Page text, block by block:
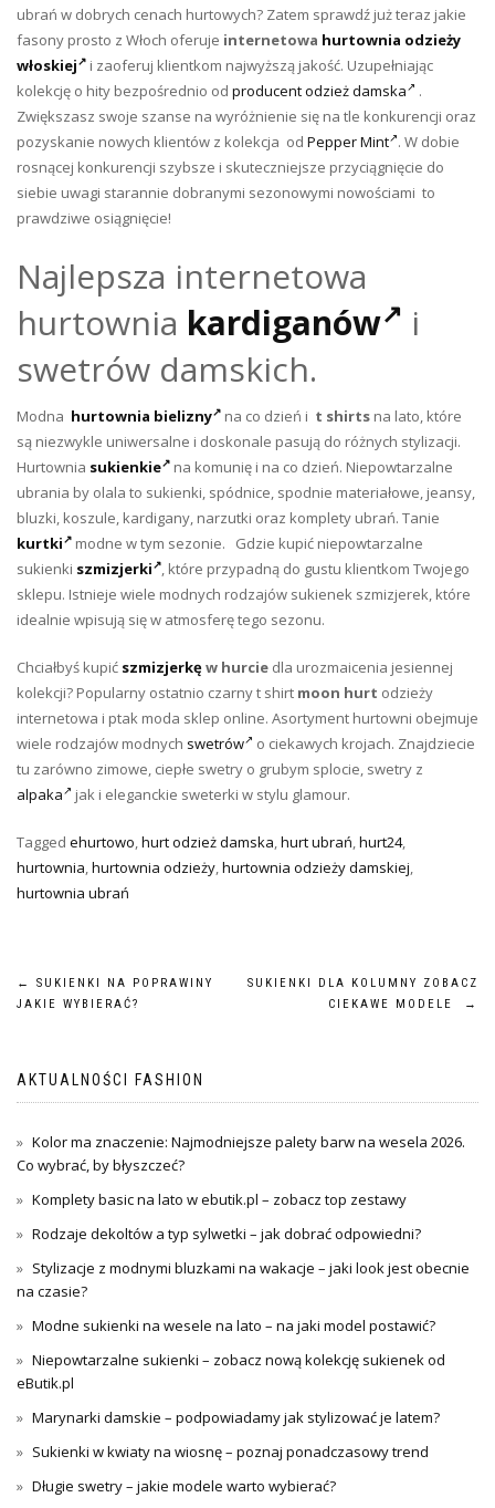
ubrań w dobrych cenach hurtowych? Zatem sprawdź już teraz jakie
fasony prosto z Włoch oferuje internetowa hurtownia odzieży
włoskiej
i zaoferuj klientkom najwyższą jakość. Uzupełniając
kolekcję o hity bezpośrednio od producent odzież damska
.
Zwiększasz swoje szanse na wyróżnienie się na tle konkurencji oraz
pozyskanie nowych klientów z kolekcja od Pepper Mint . W dobie
rosnącej konkurencji szybsze i skuteczniejsze przyciągnięcie do
siebie uwagi starannie dobranymi sezonowymi nowościami to
prawdziwe osiągnięcie!
Najlepsza internetowa
hurtownia kardiganów
i
swetrów damskich.
Modna hurtownia bielizny na co dzień i t shirts na lato, które
są niezwykle uniwersalne i doskonale pasują do różnych stylizacji.
Hurtownia sukienkie
na komunię i na co dzień. Niepowtarzalne
ubrania by olala to sukienki, spódnice, spodnie materiałowe, jeansy,
bluzki, koszule, kardigany, narzutki oraz komplety ubrań. Tanie
kurtki
modne w tym sezonie. Gdzie kupić niepowtarzalne
sukienki szmizjerki , które przypadną do gustu klientkom Twojego
sklepu. Istnieje wiele modnych rodzajów sukienek szmizjerek, które
idealnie wpisują się w atmosferę tego sezonu.
Chciałbyś kupić szmizjerkęw hurcie dla urozmaicenia jesiennej
kolekcji? Popularny ostatnio czarny t shirt moon hurt odzieży
internetowa i ptak moda sklep online. Asortyment hurtowni obejmuje
wiele rodzajów modnych swetrów
o ciekawych krojach. Znajdziecie
tu zarówno zimowe, ciepłe swetry o grubym splocie, swetry z
alpaka
jak i eleganckie sweterki w stylu glamour.
Tagged ehurtowo,hurt odzież damska,hurt ubrań,hurt24,
hurtownia,hurtownia odzieży,hurtownia odzieży damskiej,
hurtownia ubrań
Nawigacja
←
SUKIENKI NA POPRAWINY
JAKIE WYBIERAĆ?
SUKIENKI DLA KOLUMNY ZOBACZ
CIEKAWE MODELE
→
AKTUALNOŚCI FASHION
Kolor ma znaczenie: Najmodniejsze palety barw na wesela 2026.
Co wybrać, by błyszczeć?
Komplety basic na lato w ebutik.pl – zobacz top zestawy
Rodzaje dekoltów a typ sylwetki – jak dobrać odpowiedni?
Stylizacje z modnymi bluzkami na wakacje – jaki look jest obecnie
na czasie?
Modne sukienki na wesele na lato – na jaki model postawić?
Niepowtarzalne sukienki – zobacz nową kolekcję sukienek od
eButik.pl
Marynarki damskie – podpowiadamy jak stylizować je latem?
Sukienki w kwiaty na wiosnę – poznaj ponadczasowy trend
Długie swetry – jakie modele warto wybierać?